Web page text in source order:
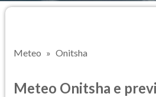
Meteo Onitsha
Meteo Onitsha e